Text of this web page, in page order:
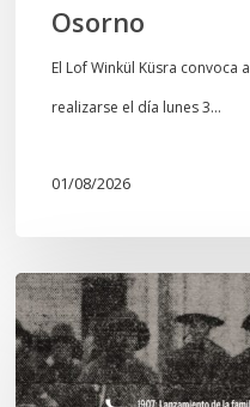
Osorno
El Lof Winkül Küsra convoca
realizarse el día lunes 3…
01/08/2026
Chawrakawin:
Palimpsesto
explora